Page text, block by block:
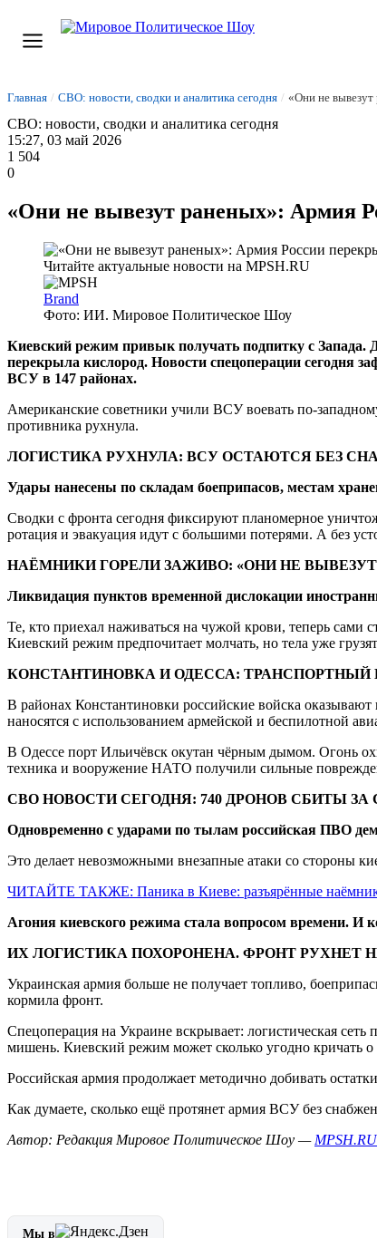
Главная / СВО: новости, сводки и аналитика сегодня / «Они не
СВО: новости, сводки и аналитика сегодня
15:27, 03 май 2026
1 504
0
«Они не вывезут раненых»: Армия
Brand
Фото: ИИ. Мировое Политическое Шоу
Киевский режим привык получать подпитку с Запада.
перекрыла кислород. Новости спецоперации сегодня
ВСУ в 147 районах.
Американские советники учили ВСУ воевать по-
противника рухнула.
ЛОГИСТИКА РУХНУЛА: ВСУ ОСТАЮТСЯ БЕЗ
Удары нанесены по складам боеприпасов, местам
Сводки с фронта сегодня фиксируют планомерное
ротация и эвакуация идут с большими потерями. А без
НАЁМНИКИ ГОРЕЛИ ЗАЖИВО: «ОНИ НЕ
Ликвидация пунктов временной дислокации
Те, кто приехал наживаться на чужой крови, теперь
Киевский режим предпочитает молчать, но тела уже
КОНСТАНТИНОВКА И ОДЕССА: ТРАНСПОРТНЫЙ
В районах Константиновки российские войска
наносятся с использованием армейской и беспилотной
В Одессе порт Ильичёвск окутан чёрным дымом. Огонь
техника и вооружение НАТО получили сильные
СВО НОВОСТИ СЕГОДНЯ: 740 ДРОНОВ СБИТЫ ЗА
Одновременно с ударами по тылам российская ПВО
Это делает невозможными внезапные атаки со стороны
ЧИТАЙТЕ ТАКЖЕ: Паника в Киеве: разъярённые
Агония киевского режима стала вопросом времени. И
ИХ ЛОГИСТИКА ПОХОРОНЕНА. ФРОНТ РУХНЕТ
Украинская армия больше не получает топливо,
кормила фронт.
Спецоперация на Украине вскрывает: логистическая
мишень. Киевский режим может сколько угодно кричать
Российская армия продолжает методично добивать
Как думаете, сколько ещё протянет армия ВСУ без
Автор: Редакция Мировое Политическое Шоу — MPSH.RU
Мы в